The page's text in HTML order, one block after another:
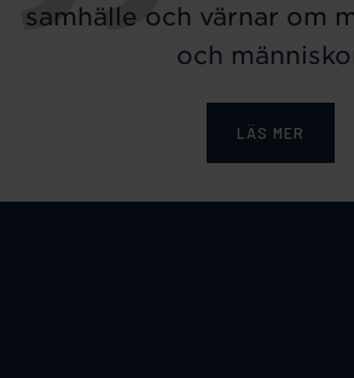
samhälle och värnar om
och
LÄS MER